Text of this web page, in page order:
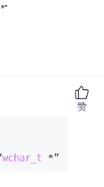
wchar_t *”
赞